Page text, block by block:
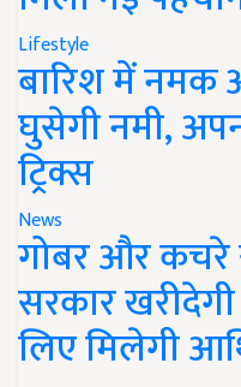
Lifestyle
बारिश में नमक
घुसेगी नमी,
ट्रिक्स
News
गोबर और कचरे
सरकार
लिए मिलेगी